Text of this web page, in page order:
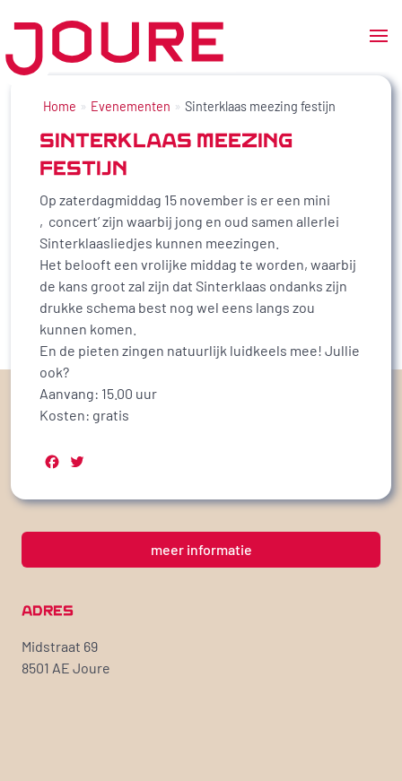
Ga
inhoud
Home Evenementen Sinterklaas meezing festijn
SINTERKLAAS MEEZING
FESTIJN
Op zaterdagmiddag 15 november is er een mini
‚concert’ zijn waarbij jong en oud samen allerlei
Sinterklaasliedjes kunnen meezingen.
Het belooft een vrolijke middag te worden, waarbij
de kans groot zal zijn dat Sinterklaas ondanks zijn
drukke schema best nog wel eens langs zou
kunnen komen.
En de pieten zingen natuurlijk luidkeels mee! Jullie
ook?
Aanvang: 15.00 uur
Kosten: gratis
Facebook
meer informatie
ADRES
Midstraat 69
8501 AE Joure